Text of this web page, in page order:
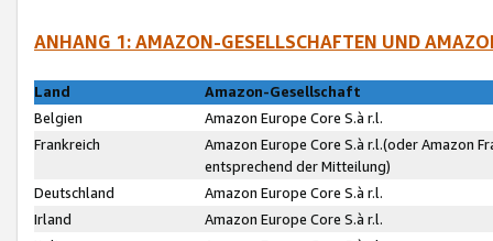
ANHANG 1: AMAZON-GESELLSCHAFTEN UND
Land
Amazon-Gesellschaft
Belgien
Amazon Europe Core S.à r.l.
Frankreich
Amazon Europe Core S.à r.l.(oder Amazon
entsprechend der Mitteilung)
Deutschland
Amazon Europe Core S.à r.l.
Irland
Amazon Europe Core S.à r.l.